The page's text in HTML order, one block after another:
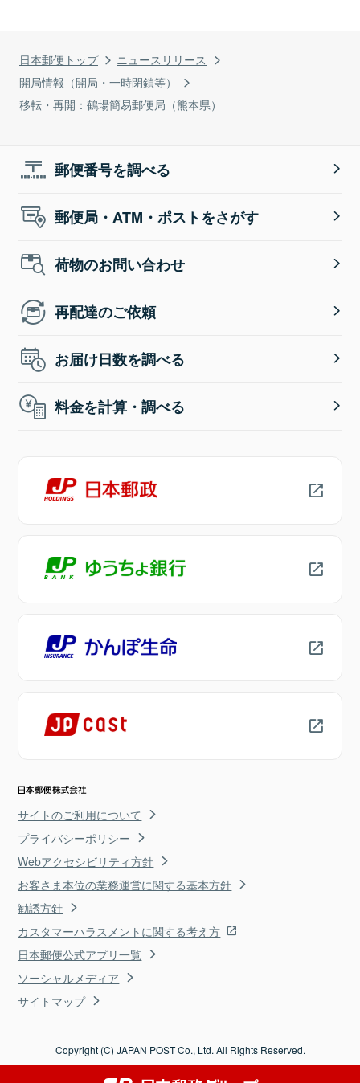
日本郵便トップ
ニュースリリース
開局情報（開局・一時閉鎖等）
移転・再開：鶴場簡易郵便局（熊本県）
郵便番号を調べる
郵便局・ATM・ポストをさがす
荷物のお問い合わせ
再配達のご依頼
お届け日数を調べる
料金を計算・調べる
サイトのご利用について
プライバシーポリシー
Webアクセシビリティ方針
お客さま本位の業務運営に関する基本方針
勧誘方針
カスタマーハラスメントに関する考え方
日本郵便公式アプリ一覧
ソーシャルメディア
サイトマップ
Copyright (C) JAPAN POST Co., Ltd. All Rights Reserved.